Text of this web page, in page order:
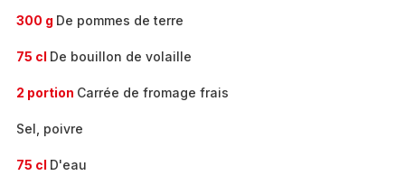
300 g De pommes de terre
75 cl De bouillon de volaille
2 portion Carrée de fromage frais
Sel, poivre
75 cl D'eau